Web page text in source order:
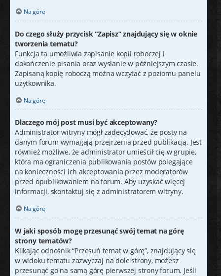
Na górę
Do czego służy przycisk “Zapisz” znajdujący się w oknie
tworzenia tematu?
Funkcja ta umożliwia zapisanie kopii roboczej i
dokończenie pisania oraz wysłanie w późniejszym czasie.
Zapisaną kopię roboczą można wczytać z poziomu panelu
użytkownika.
Na górę
Dlaczego mój post musi być akceptowany?
Administrator witryny mógł zadecydować, że posty na
danym forum wymagają przejrzenia przed publikacją. Jest
również możliwe, że administrator umieścił cię w grupie,
która ma ograniczenia publikowania postów polegające
na konieczności ich akceptowania przez moderatorów
przed opublikowaniem na forum. Aby uzyskać więcej
informacji, skontaktuj się z administratorem witryny.
Na górę
W jaki sposób mogę przesunąć swój temat na górę
strony tematów?
Klikając odnośnik “Przesuń temat w górę”, znajdujący się
w widoku tematu zazwyczaj na dole strony, możesz
przesunąć go na samą górę pierwszej strony forum. Jeśli